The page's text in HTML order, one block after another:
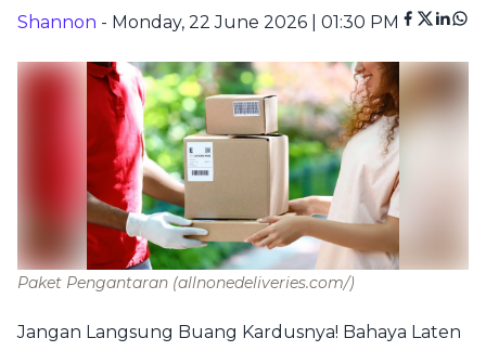
Shannon - Monday, 22 June 2026 | 01:30 PM
Paket Pengantaran (allnonedeliveries.com/)
Jangan Langsung Buang Kardusnya! Bahaya Laten